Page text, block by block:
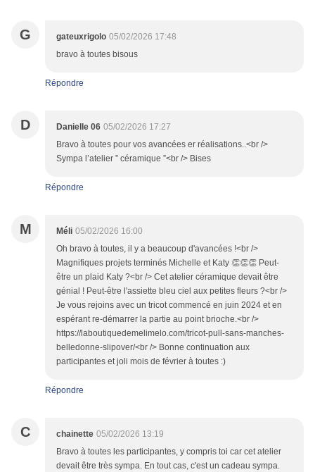
G gateuxrigolo 05/02/2026 17:48
bravo à toutes bisous
Répondre
D Danielle 06 05/02/2026 17:27
Bravo à toutes pour vos avancées er réalisations..<br />
Sympa l’atelier ” céramique ”<br /> Bises
Répondre
M Méli 05/02/2026 16:00
Oh bravo à toutes, il y a beaucoup d'avancées !<br />
Magnifiques projets terminés Michelle et Katy 👏👏👏 Peut-
être un plaid Katy ?<br /> Cet atelier céramique devait être
génial ! Peut-être l'assiette bleu ciel aux petites fleurs ?<br />
Je vous rejoins avec un tricot commencé en juin 2024 et en
espérant re-démarrer la partie au point brioche.<br />
https://laboutiquedemelimelo.com/tricot-pull-sans-manches-
belledonne-slipover/<br /> Bonne continuation aux
participantes et joli mois de février à toutes :)
Répondre
C chainette 05/02/2026 13:19
Bravo à toutes les participantes, y compris toi car cet atelier
devait être très sympa. En tout cas, c'est un cadeau sympa.